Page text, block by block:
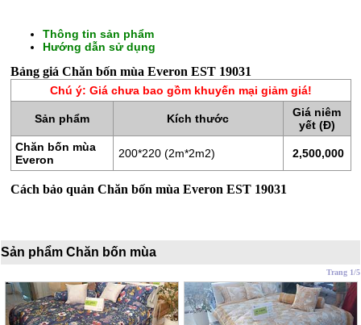
GỐI
ĐỆM
BÔNG
ĐỆM
LÒ
XO
CHĂN
BÔNG
Thông tin sản phẩm
Hướng dẫn sử dụng
Bảng giá Chăn bốn mùa Everon EST 19031
Chú ý: Giá chưa bao gồm khuyến mại giảm giá!
Sản phẩm Kích thước
Giá niêm
yết (Đ)
Chăn bốn mùa
Everon
200*220 (2m*2m2) 2,500,000
Cách bảo quản Chăn bốn mùa Everon EST 19031
Sản phẩm Chăn bốn mùa
Trang 1/5